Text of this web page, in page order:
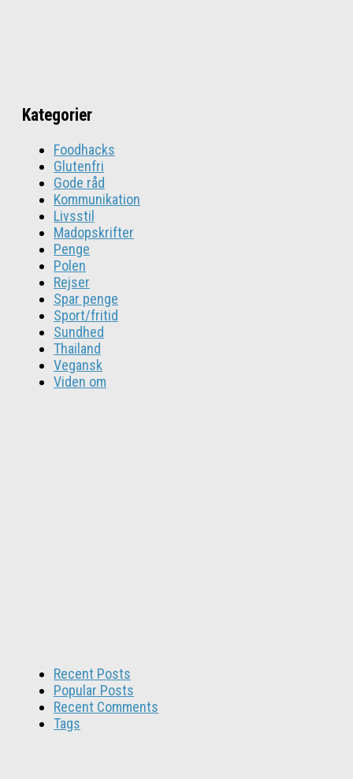
Kategorier
Foodhacks
Glutenfri
Gode råd
Kommunikation
Livsstil
Madopskrifter
Penge
Polen
Rejser
Spar penge
Sport/fritid
Sundhed
Thailand
Vegansk
Viden om
Recent Posts
Popular Posts
Recent Comments
Tags